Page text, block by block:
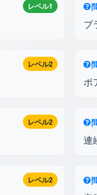
レベル1
ブ
レベル2
ポ
レベル2
連
レベル2